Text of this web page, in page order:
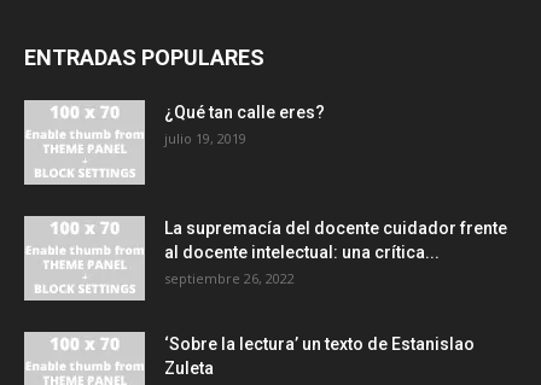
ENTRADAS POPULARES
¿Qué tan calle eres?
julio 19, 2019
La supremacía del docente cuidador frente
al docente intelectual: una crítica...
septiembre 26, 2022
‘Sobre la lectura’ un texto de Estanislao
Zuleta